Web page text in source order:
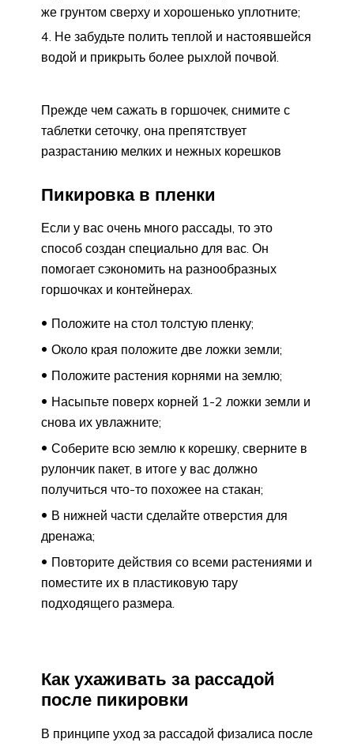
же грунтом сверху и хорошенько уплотните;
Не забудьте полить теплой и настоявшейся
водой и прикрыть более рыхлой почвой.
Прежде чем сажать в горшочек, снимите с
таблетки сеточку, она препятствует
разрастанию мелких и нежных корешков
Пикировка в пленки
Если у вас очень много рассады, то это
способ создан специально для вас. Он
помогает сэкономить на разнообразных
горшочках и контейнерах.
Положите на стол толстую пленку;
Около края положите две ложки земли;
Положите растения корнями на землю;
Насыпьте поверх корней 1-2 ложки земли и
снова их увлажните;
Соберите всю землю к корешку, сверните в
рулончик пакет, в итоге у вас должно
получиться что-то похожее на стакан;
В нижней части сделайте отверстия для
дренажа;
Повторите действия со всеми растениями и
поместите их в пластиковую тару
подходящего размера.
Как ухаживать за рассадой
после пикировки
В принципе уход за рассадой физалиса после